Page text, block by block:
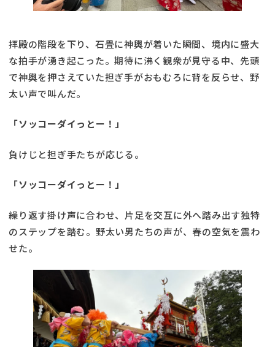
拝殿の階段を下り、石畳に神輿が着いた瞬間、境内に盛大
な拍手が湧き起こった。期待に沸く観衆が見守る中、先頭
で神輿を押さえていた担ぎ手がおもむろに背を反らせ、野
太い声で叫んだ。
「ソッコーダイっとー！」
負けじと担ぎ手たちが応じる。
「ソッコーダイっとー！」
繰り返す掛け声に合わせ、片足を交互に外へ踏み出す独特
のステップを踏む。野太い男たちの声が、春の空気を震わ
せた。